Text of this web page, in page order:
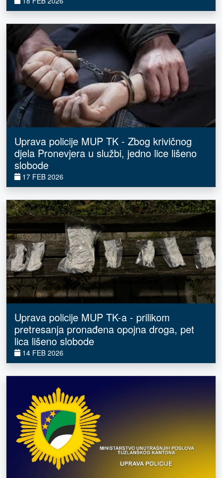
Uprava policije MUP TK - Zbog krivičnog
djela Pronevjera u službi, jedno lice lišeno
slobode
17 FEB 2026
Uprava policije MUP TK-a - prilikom
pretresanja pronađena opojna droga, pet
lica lišeno slobode
14 FEB 2026